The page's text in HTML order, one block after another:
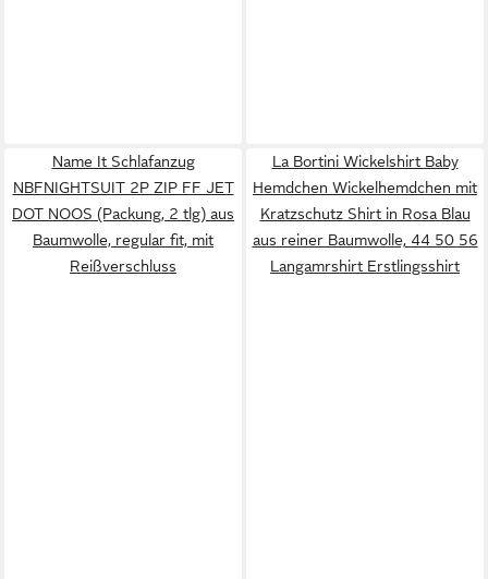
Name It Schlafanzug
NBFNIGHTSUIT 2P ZIP FF JET
DOT NOOS (Packung, 2 tlg) aus
Baumwolle, regular fit, mit
Reißverschluss
La Bortini Wickelshirt Baby
Hemdchen Wickelhemdchen mit
Kratzschutz Shirt in Rosa Blau
aus reiner Baumwolle, 44 50 56
Langamrshirt Erstlingsshirt